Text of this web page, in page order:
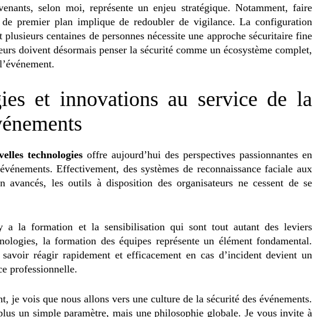
selon moi, représente un enjeu stratégique. Notamment, faire
premier plan implique de redoubler de vigilance. La configuration
centaines de personnes nécessite une approche sécuritaire fine
doivent désormais penser la sécurité comme un écosystème complet,
et innovations au service de la
technologies offre aujourd’hui des perspectives passionnantes en
Effectivement, des systèmes de reconnaissance faciale aux
avancés, les outils à disposition des organisateurs ne cessent de se
a la formation et la sensibilisation qui sont tout autant des leviers
la formation des équipes représente un élément fondamental.
réagir rapidement et efficacement en cas d’incident devient un
professionnelle.
je vois que nous allons vers une culture de la sécurité des événements.
un simple paramètre, mais une philosophie globale. Je vous invite à